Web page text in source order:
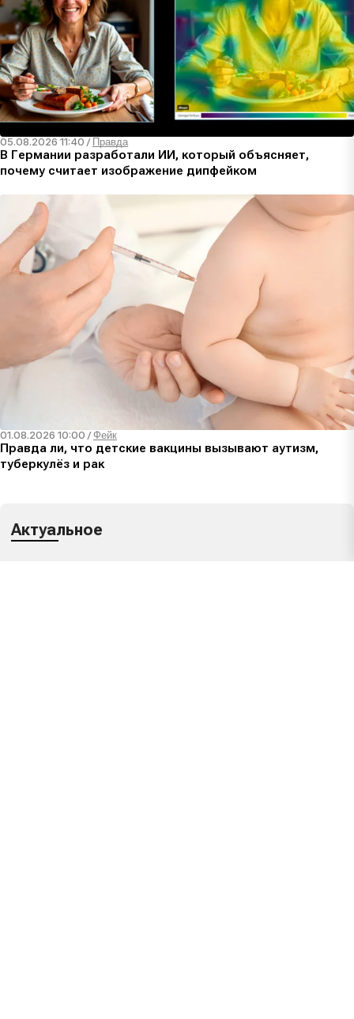
05.08.2026 11:40 / Правда
В Германии разработали ИИ, который объясняет,
почему считает изображение дипфейком
01.08.2026 10:00 /Фейк
Правда ли, что детские вакцины вызывают аутизм,
туберкулёз и рак
Актуальное